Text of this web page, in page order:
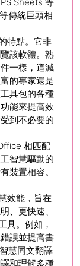
傳統巨頭相
特點。它非
該軟體。熟
一樣，這減
的專家還是
具包的各種
能來提高效
到不必要的
相匹配
智慧驅動的
裝置相容。
效能，旨在
、更快速、
具。例如，
誤並提高書
慧同文翻譯
和理解多種